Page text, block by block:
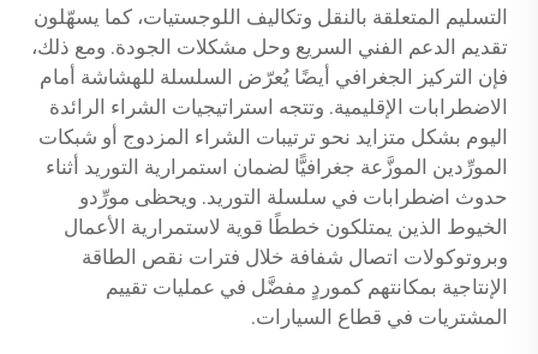
التسليم المتعلقة بالنقل وتكاليف اللوجستيات، كما يسهّلون
تقديم الدعم الفني السريع وحل مشكلات الجودة. ومع ذلك،
فإن التركيز الجغرافي أيضًا يُعرّض السلسلة للهشاشة أمام
الاضطرابات الإقليمية. وتتجه استراتيجيات الشراء الرائدة
اليوم بشكل متزايد نحو ترتيبات الشراء المزدوج أو شبكات
المورِّدين الموزَّعة جغرافيًّا لضمان استمرارية التوريد أثناء
حدوث اضطرابات في سلسلة التوريد. ويحظى مورِّدو
الخيوط الذين يمتلكون خططًا قوية لاستمرارية الأعمال
وبروتوكولات اتصال شفافة خلال فترات نقص الطاقة
الإنتاجية بمكانتهم كموردٍ مفضَّل في عمليات تقييم
المشتريات في قطاع السيارات.